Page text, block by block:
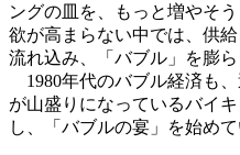
ングの皿を、もっと増やそ
欲が高まらない中では、供
流れ込み、「バブル」を膨
1980年代のバブル経済も
が山盛りになっているバイ
し、「バブルの宴」を始め